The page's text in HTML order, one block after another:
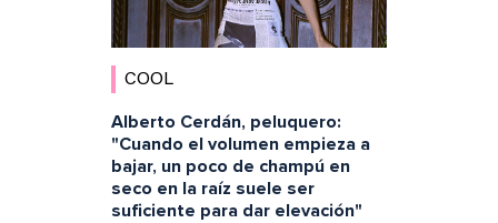
COOL
Alberto Cerdán, peluquero:
"Cuando el volumen empieza a
bajar, un poco de champú en
seco en la raíz suele ser
suficiente para dar elevación"